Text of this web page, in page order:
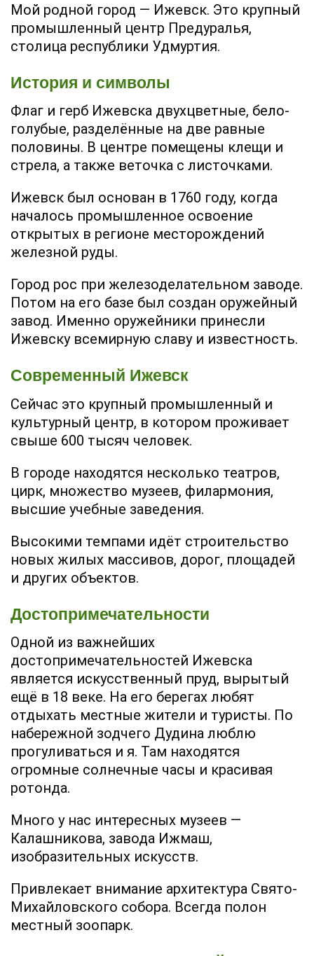
Мой родной город — Ижевск. Это крупный
промышленный центр Предуралья,
столица республики Удмуртия.
История и символы
Флаг и герб Ижевска двухцветные, бело-
голубые, разделённые на две равные
половины. В центре помещены клещи и
стрела, а также веточка с листочками.
Ижевск был основан в 1760 году, когда
началось промышленное освоение
открытых в регионе месторождений
железной руды.
Город рос при железоделательном заводе.
Потом на его базе был создан оружейный
завод. Именно оружейники принесли
Ижевску всемирную славу и известность.
Современный Ижевск
Сейчас это крупный промышленный и
культурный центр, в котором проживает
свыше 600 тысяч человек.
В городе находятся несколько театров,
цирк, множество музеев, филармония,
высшие учебные заведения.
Высокими темпами идёт строительство
новых жилых массивов, дорог, площадей
и других объектов.
Достопримечательности
Одной из важнейших
достопримечательностей Ижевска
является искусственный пруд, вырытый
ещё в 18 веке. На его берегах любят
отдыхать местные жители и туристы. По
набережной зодчего Дудина люблю
прогуливаться и я. Там находятся
огромные солнечные часы и красивая
ротонда.
Много у нас интересных музеев —
Калашникова, завода Ижмаш,
изобразительных искусств.
Привлекает внимание архитектура Свято-
Михайловского собора. Всегда полон
местный зоопарк.